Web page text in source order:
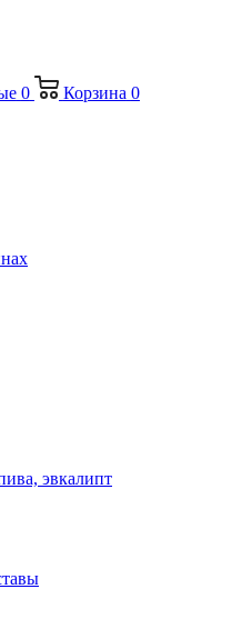
0 Корзина 0
эвкалипт